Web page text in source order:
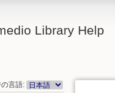
Library Help
の言語: